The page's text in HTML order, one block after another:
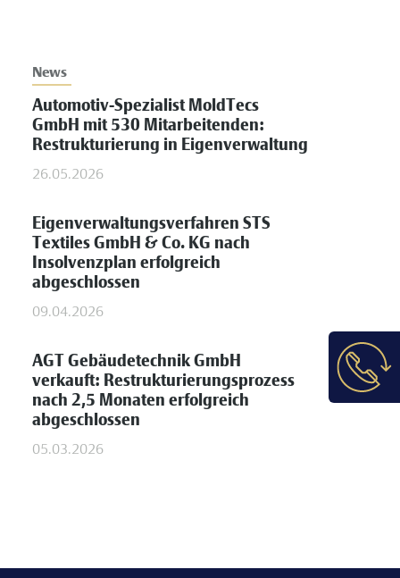
News
Automotiv-Spezialist MoldTecs
GmbH mit 530 Mitarbeitenden:
Restrukturierung in Eigenverwaltung
26.05.2026
Eigenverwaltungsverfahren STS
Textiles GmbH & Co. KG nach
Insolvenzplan erfolgreich
abgeschlossen
09.04.2026
AGT Gebäudetechnik GmbH
verkauft: Restrukturierungsprozess
nach 2,5 Monaten erfolgreich
abgeschlossen
05.03.2026